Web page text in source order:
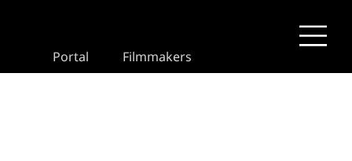
Portal Filmmakers